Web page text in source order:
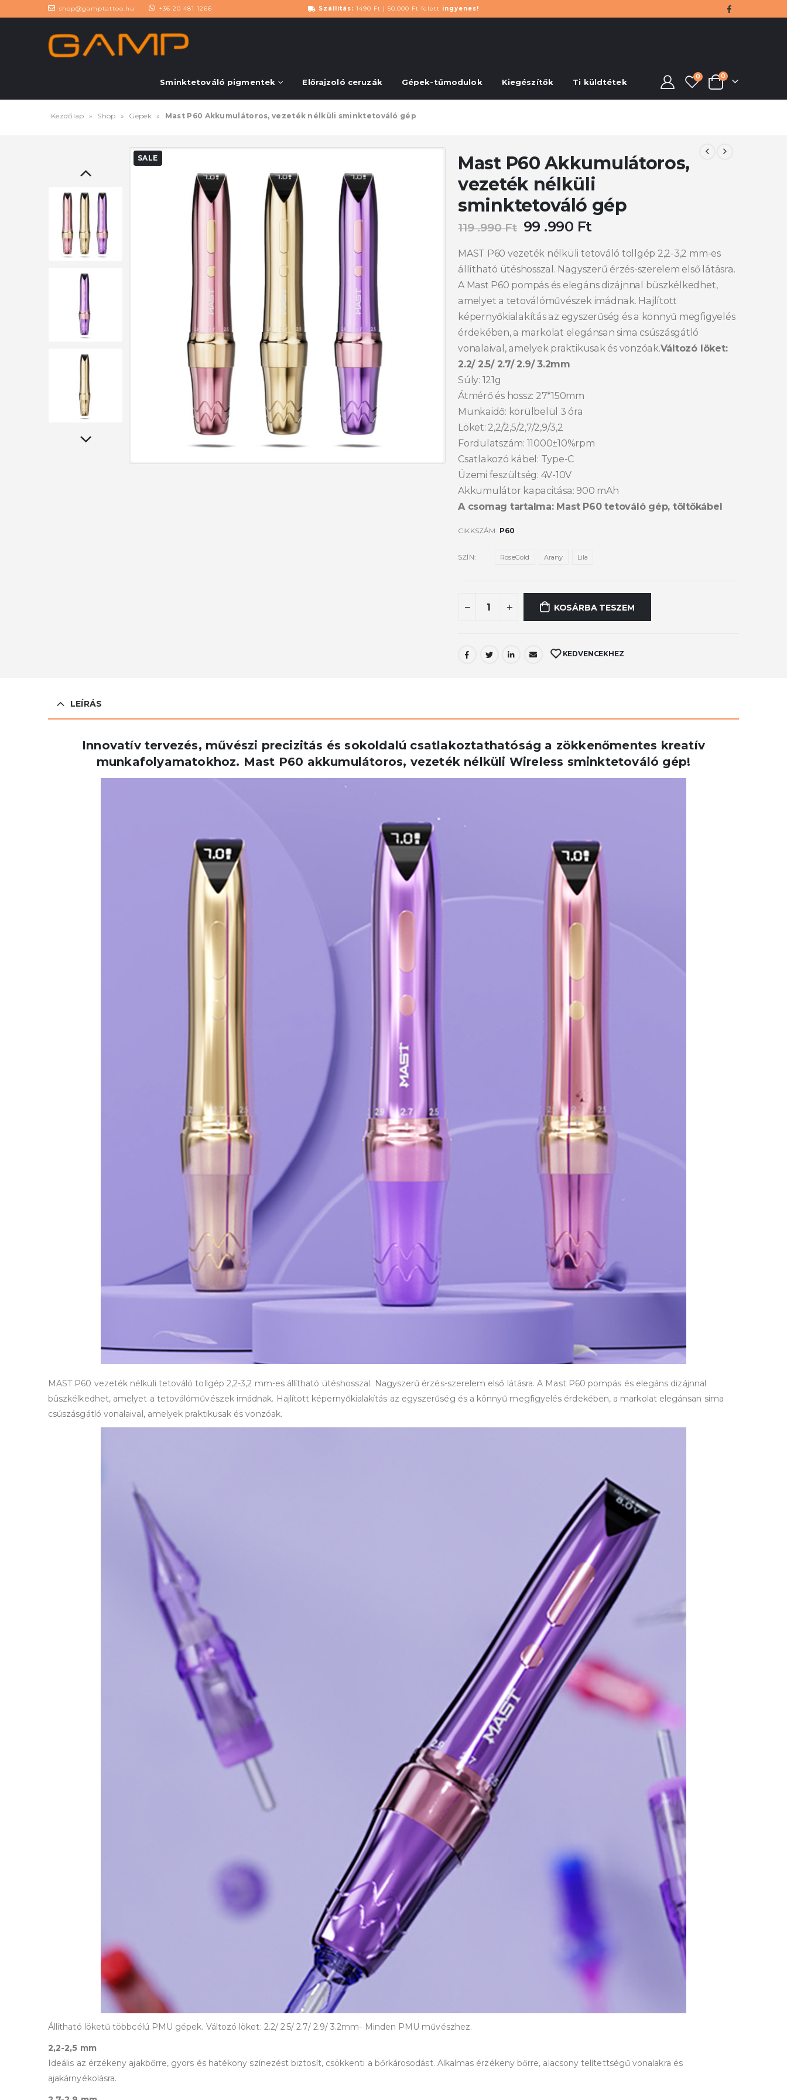
shop@gamptattoo.hu +36 20 481 1266 Szállítás: 1490 Ft | 50.000 Ft felett ingyenes!
Sminktetováló pigmentek Előrajzoló ceruzák Gépek-tűmodulok Kiegészítők Ti küldtétek
0 0
Kezdőlap » Shop » Gépek » Mast P60 Akkumulátoros, vezeték nélküli sminktetováló gép
SALE
Mast P60 Akkumulátoros,
vezeték nélküli
sminktetováló gép
119 .990Ft 99 .990 Ft
MAST P60 vezeték nélküli tetováló tollgép 2,2-3,2 mm-es
állítható ütéshosszal. Nagyszerű érzés-szerelem első látásra.
A Mast P60 pompás és elegáns dizájnnal büszkélkedhet,
amelyet a tetoválóművészek imádnak. Hajlított
képernyőkialakítás az egyszerűség és a könnyű megfigyelés
érdekében, a markolat elegánsan sima csúszásgátló
vonalaival, amelyek praktikusak és vonzóak.Változó löket:
2.2/ 2.5/ 2.7/ 2.9/ 3.2mm
Súly: 121g
Átmérő és hossz: 27*150mm
Munkaidő: körülbelül 3 óra
Löket: 2,2/2,5/2,7/2,9/3,2
Fordulatszám: 11000±10%rpm
Csatlakozó kábel: Type-C
Üzemi feszültség: 4V-10V
Akkumulátor kapacitása: 900 mAh
A csomag tartalma: Mast P60 tetováló gép, töltőkábel
CIKKSZÁM: P60
SZÍN RoseGold Arany Lila
KOSÁRBA TESZEM
KEDVENCEKHEZ
LEÍRÁS
Innovatív tervezés, művészi precizitás és sokoldalú csatlakoztathatóság a zökkenőmentes kreatív
munkafolyamatokhoz. Mast P60 akkumulátoros, vezeték nélküli Wireless sminktetováló gép!
MAST P60 vezeték nélküli tetováló tollgép 2,2-3,2 mm-es állítható ütéshosszal. Nagyszerű érzés-szerelem első látásra. A Mast P60 pompás és elegáns dizájnnal
büszkélkedhet, amelyet a tetoválóművészek imádnak. Hajlított képernyőkialakítás az egyszerűség és a könnyű megfigyelés érdekében, a markolat elegánsan sima
csúszásgátló vonalaival, amelyek praktikusak és vonzóak.
Állítható löketű többcélú PMU gépek. Változó löket: 2.2/ 2.5/ 2.7/ 2.9/ 3.2mm- Minden PMU művészhez.
2,2-2,5 mm
Ideális az érzékeny ajakbőrre, gyors és hatékony színezést biztosít, csökkenti a bőrkárosodást. Alkalmas érzékeny bőrre, alacsony telítettségű vonalakra és
ajakárnyékolásra.